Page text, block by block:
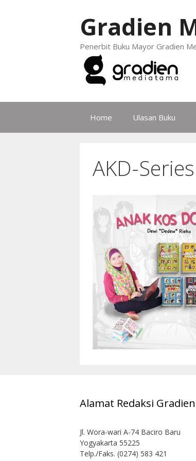
Gradien
Penerbit Buku Mayor Gradien
Home Ulasan Buku
AKD-Series
Alamat Redaksi Gradien
Jl. Wora-wari A-74 Baciro Baru
Yogyakarta 55225
Telp./Faks. (0274) 583 421